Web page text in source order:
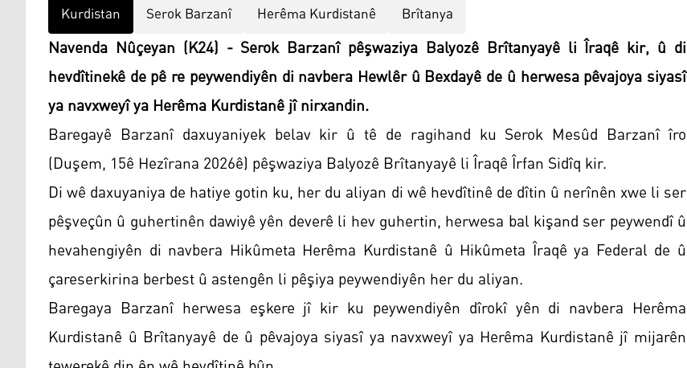
Kurdistan Serok Barzanî Herêma Kurdistanê Brîtanya
Navenda Nûçeyan (K24) - Serok Barzanî pêşwaziya Balyozê Brîtanyayê li Îraqê kir, û di
hevdîtinekê de pê re peywendiyên di navbera Hewlêr û Bexdayê de û herwesa pêvajoya siyasî
ya navxweyî ya Herêma Kurdistanê jî nirxandin.
Baregayê Barzanî daxuyaniyek belav kir û tê de ragihand ku Serok Mesûd Barzanî îro
(Duşem, 15ê Hezîrana 2026ê) pêşwaziya Balyozê Brîtanyayê li Îraqê Îrfan Sidîq kir.
Di wê daxuyaniya de hatiye gotin ku, her du aliyan di wê hevdîtinê de dîtin û nerînên xwe li ser
pêşveçûn û guhertinên dawiyê yên deverê li hev guhertin, herwesa bal kişand ser peywendî û
hevahengiyên di navbera Hikûmeta Herêma Kurdistanê û Hikûmeta Îraqê ya Federal de û
çareserkirina berbest û astengên li pêşiya peywendiyên her du aliyan.
Baregaya Barzanî herwesa eşkere jî kir ku peywendiyên dîrokî yên di navbera Herêma
Kurdistanê û Brîtanyayê de û pêvajoya siyasî ya navxweyî ya Herêma Kurdistanê jî mijarên